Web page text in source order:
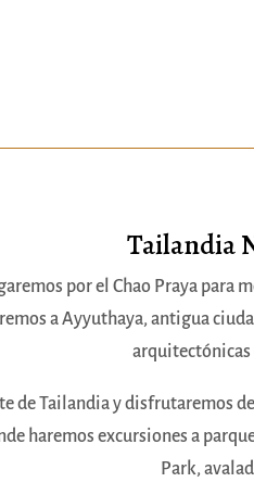
Tailandia
por el Chao Praya para
a Ayyuthaya, antigua
arquitectónicas
de Tailandia y disfrutaremos
haremos excursiones a
Park,